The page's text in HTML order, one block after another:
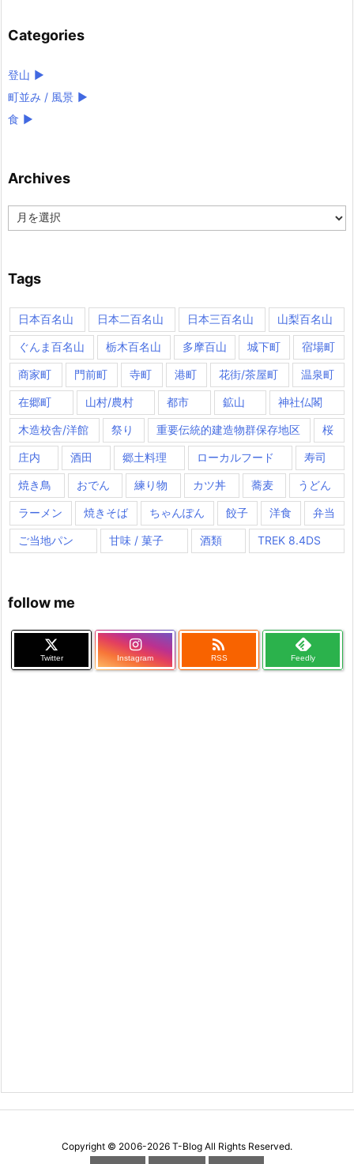
Categories
登山 ►
町並み / 風景 ►
食 ►
Archives
Archives
Tags
日本百名山 日本二百名山 日本三百名山 山梨百名山
ぐんま百名山 栃木百名山 多摩百山 城下町 宿場町
商家町 門前町 寺町 港町 花街/茶屋町 温泉町
在郷町 山村/農村 都市 鉱山 神社仏閣
木造校舎/洋館 祭り 重要伝統的建造物群保存地区 桜
庄内 酒田 郷土料理 ローカルフード 寿司
焼き鳥 おでん 練り物 カツ丼 蕎麦 うどん
ラーメン 焼きそば ちゃんぽん 餃子 洋食 弁当
ご当地パン 甘味 / 菓子 酒類 TREK 8.4DS
follow me
Twitter Instagram

RSS Feedly
Copyright © 2006-2026 T-Blog All Rights Reserved.